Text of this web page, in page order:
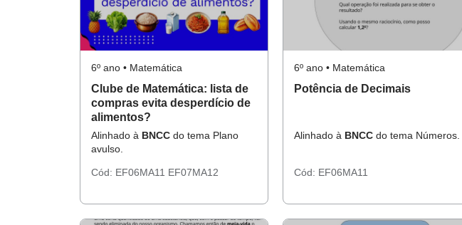
6º ano • Matemática
Clube de Matemática: lista de
compras evita desperdício de
alimentos?
Alinhado à BNCC do tema Plano
avulso.
Cód: EF06MA11 EF07MA12
6º ano • Matemática
Potência de Decimais
Alinhado à BNCC do tema Números.
Cód: EF06MA11